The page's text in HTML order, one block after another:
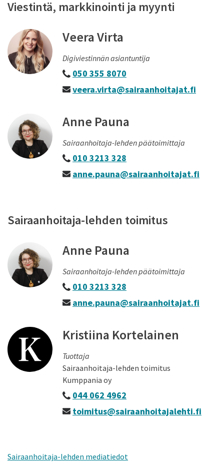
Viestintä, markkinointi ja myynti
Veera Virta
Digiviestinnän asiantuntija
050 355 8070
veera.virta@sairaanhoitajat.fi
Anne Pauna
Sairaanhoitaja-lehden päätoimittaja
010 3213 328
anne.pauna@sairaanhoitajat.fi
Sairaanhoitaja-lehden toimitus
Anne Pauna
Sairaanhoitaja-lehden päätoimittaja
010 3213 328
anne.pauna@sairaanhoitajat.fi
Kristiina Kortelainen
Tuottaja
Sairaanhoitaja-lehden toimitus
Kumppania oy
044 062 4962
toimitus@sairaanhoitajalehti.fi
Sairaanhoitaja-lehden mediatiedot